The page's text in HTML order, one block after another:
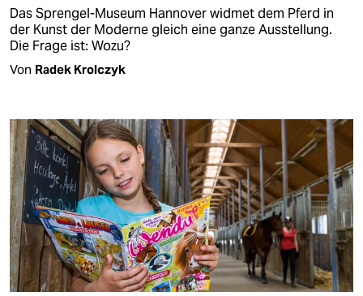
Das Sprengel-Museum Hannover widmet dem Pferd in
der Kunst der Moderne gleich eine ganze Ausstellung.
Die Frage ist: Wozu?
Von Radek Krolczyk